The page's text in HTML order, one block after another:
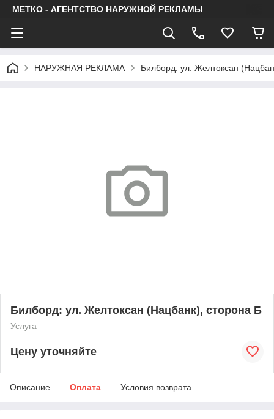
МЕТКО - АГЕНТСТВО НАРУЖНОЙ РЕКЛАМЫ
НАРУЖНАЯ РЕКЛАМА Билборд: ул. Желтоксан
Билборд: ул. Желтоксан (Нацбанк), сторона Б
Услуга
Цену уточняйте
Описание Оплата Условия возврата